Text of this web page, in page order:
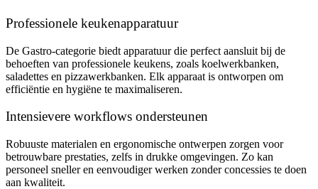
Professionele keukenapparatuur
De Gastro-categorie biedt apparatuur die perfect aansluit bij de
behoeften van professionele keukens, zoals koelwerkbanken,
saladettes en pizzawerkbanken. Elk apparaat is ontworpen om
efficiëntie en hygiëne te maximaliseren.
Intensievere workflows ondersteunen
Robuuste materialen en ergonomische ontwerpen zorgen voor
betrouwbare prestaties, zelfs in drukke omgevingen. Zo kan
personeel sneller en eenvoudiger werken zonder concessies te doen
aan kwaliteit.